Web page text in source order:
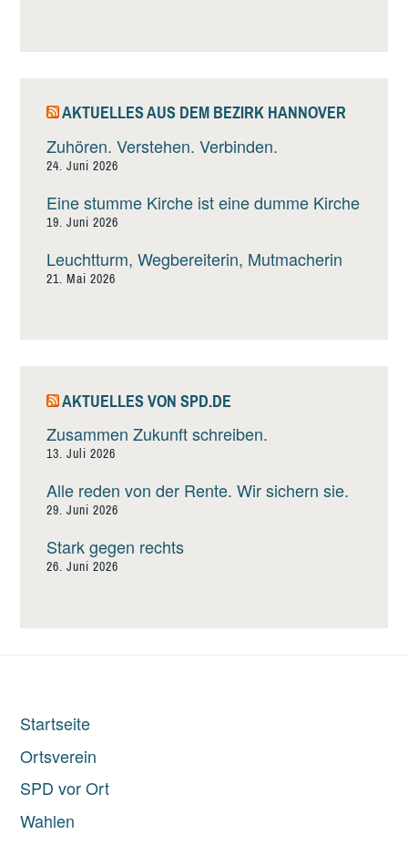
AKTUELLES AUS DEM BEZIRK HANNOVER
Zuhören. Verstehen. Verbinden.
24. Juni 2026
Eine stumme Kirche ist eine dumme Kirche
19. Juni 2026
Leuchtturm, Wegbereiterin, Mutmacherin
21. Mai 2026
AKTUELLES VON SPD.DE
Zusammen Zukunft schreiben.
13. Juli 2026
Alle reden von der Rente. Wir sichern sie.
29. Juni 2026
Stark gegen rechts
26. Juni 2026
Startseite
Ortsverein
SPD vor Ort
Wahlen